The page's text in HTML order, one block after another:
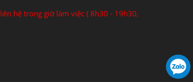
hệ trong giờ làm việc ( 8h30 - 19h30,